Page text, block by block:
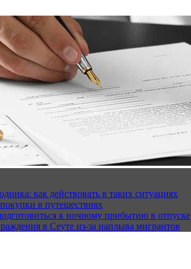
как действовать в таких ситуациях
в путешествиях
к ночному прибытию в отпуске
в Сеуте из-за наплыва мигрантов